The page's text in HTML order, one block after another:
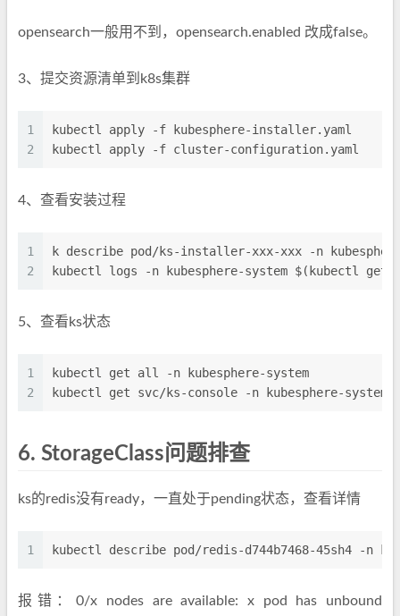
opensearch一般用不到，opensearch.enabled 改成false。
3、提交资源清单到k8s集群
1
2
kubectl apply -f kubesphere-installer.yaml
kubectl apply -f cluster-configuration.yaml
4、查看安装过程
1
2
k describe pod/ks-installer-xxx-xxx -n
kubectl logs -n kubesphere-system $(kubectl get
5、查看ks状态
1
2
kubectl get all -n kubesphere-system
kubectl get svc/ks-console -n kubesphere-system
6. StorageClass问题排查
ks的redis没有ready，一直处于pending状态，查看详情
1 kubectl describe pod/redis-d744b7468-45sh4 -n
报错：0/x nodes are available: x pod has unbound